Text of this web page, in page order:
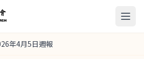
年4月5日週報